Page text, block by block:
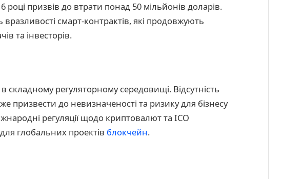
році призвів до втрати понад 50 мільйонів доларів.
смарт-контрактів, які продовжують
та інвесторів.
складному регуляторному середовищі. Відсутність
призвести до невизначеності та ризику для бізнесу
регуляції щодо криптовалют та ICO
глобальних проектів блокчейн.